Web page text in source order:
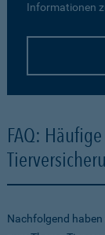
Informationen
FAQ:
Nachfolgend haben